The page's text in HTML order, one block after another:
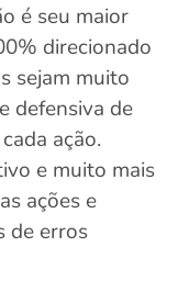
é seu maior
direcionado
sejam muito
defensiva de
ação.
e muito mais
ações e
de erros